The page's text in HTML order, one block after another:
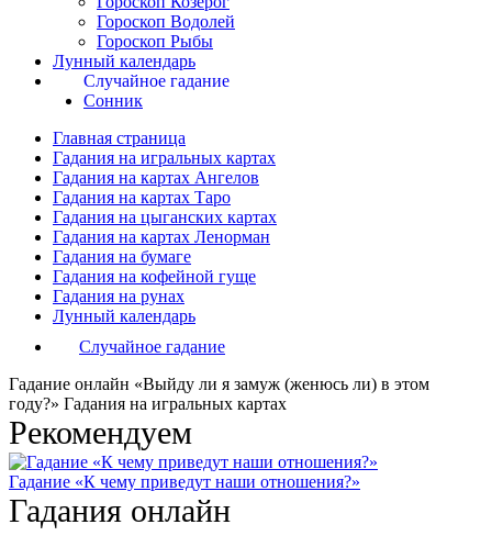
Гороскоп Водолей
Гороскоп Рыбы
Лунный календарь
Случайное гадание
Сонник
Главная страница
Гадания на игральных картах
Гадания на картах Ангелов
Гадания на картах Таро
Гадания на цыганских картах
Гадания на картах Ленорман
Гадания на бумаге
Гадания на кофейной гуще
Гадания на рунах
Лунный календарь
Случайное гадание
Гадание онлайн «Выйду ли я замуж (женюсь ли) в этом
году?» Гадания на игральных картах
Рекомендуем
Гадание «К чему приведут наши отношения?»
Гадания онлайн